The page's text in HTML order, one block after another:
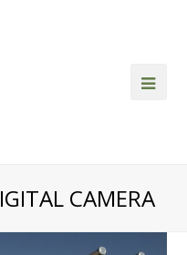
CAMERA